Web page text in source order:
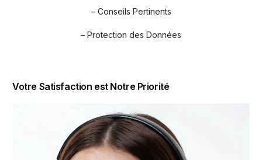
– Conseils Pertinents
– Protection des Données
Votre Satisfaction est Notre Priorité